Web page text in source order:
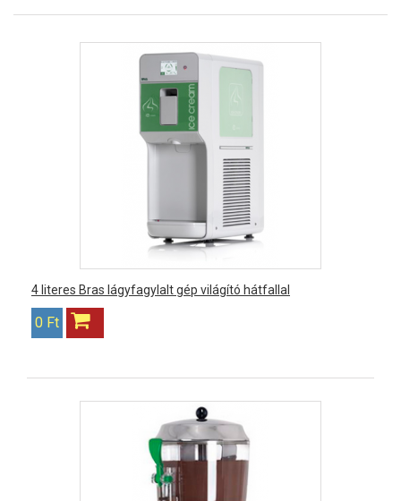
4 literes Bras lágyfagylalt gép világító hátfallal
0 Ft